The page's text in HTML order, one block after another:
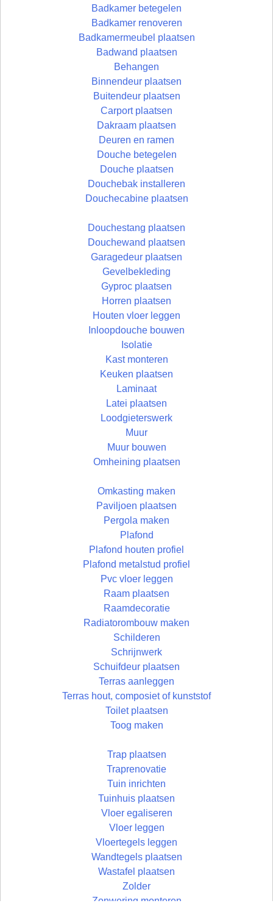
Badkamer betegelen
Badkamer renoveren
Badkamermeubel plaatsen
Badwand plaatsen
Behangen
Binnendeur plaatsen
Buitendeur plaatsen
Carport plaatsen
Dakraam plaatsen
Deuren en ramen
Douche betegelen
Douche plaatsen
Douchebak installeren
Douchecabine plaatsen
Douchestang plaatsen
Douchewand plaatsen
Garagedeur plaatsen
Gevelbekleding
Gyproc plaatsen
Horren plaatsen
Houten vloer leggen
Inloopdouche bouwen
Isolatie
Kast monteren
Keuken plaatsen
Laminaat
Latei plaatsen
Loodgieterswerk
Muur
Muur bouwen
Omheining plaatsen
Omkasting maken
Paviljoen plaatsen
Pergola maken
Plafond
Plafond houten profiel
Plafond metalstud profiel
Pvc vloer leggen
Raam plaatsen
Raamdecoratie
Radiatorombouw maken
Schilderen
Schrijnwerk
Schuifdeur plaatsen
Terras aanleggen
Terras hout, composiet of kunststof
Toilet plaatsen
Toog maken
Trap plaatsen
Traprenovatie
Tuin inrichten
Tuinhuis plaatsen
Vloer egaliseren
Vloer leggen
Vloertegels leggen
Wandtegels plaatsen
Wastafel plaatsen
Zolder
Zonwering monteren